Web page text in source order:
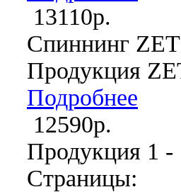
13110р.
Спиннинг
Продукция
Подробнее
12590р.
Продукция 1 -
Страницы: